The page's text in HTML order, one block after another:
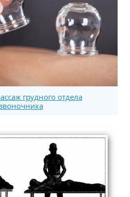
грудного отдела